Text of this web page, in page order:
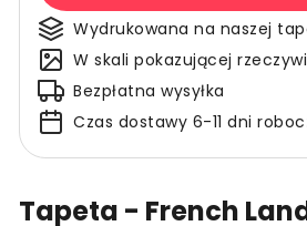
Tapeta - French
Wydrukowana na naszej
W skali pokazującej
Bezpłatna wysyłka
Czas dostawy 6-11 dni